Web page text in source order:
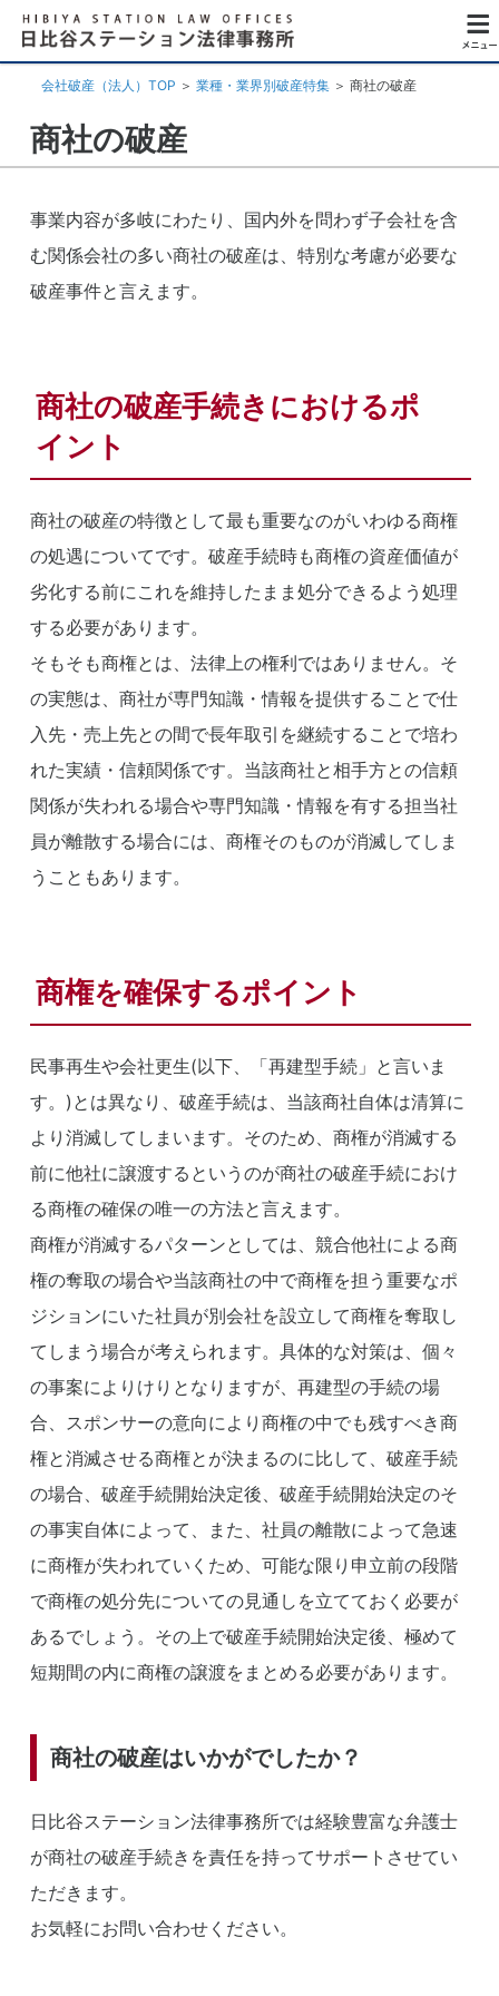
会社破産（法人）TOP ＞ 業種・業界別破産特集 ＞ 商社の破産
商社の破産
事業内容が多岐にわたり、国内外を問わず子会社を含
む関係会社の多い商社の破産は、特別な考慮が必要な
破産事件と言えます。
商社の破産手続きにおけるポ
イント
商社の破産の特徴として最も重要なのがいわゆる商権
の処遇についてです。破産手続時も商権の資産価値が
劣化する前にこれを維持したまま処分できるよう処理
する必要があります。
そもそも商権とは、法律上の権利ではありません。そ
の実態は、商社が専門知識・情報を提供することで仕
入先・売上先との間で長年取引を継続することで培わ
れた実績・信頼関係です。当該商社と相手方との信頼
関係が失われる場合や専門知識・情報を有する担当社
員が離散する場合には、商権そのものが消滅してしま
うこともあります。
商権を確保するポイント
民事再生や会社更生(以下、「再建型手続」と言いま
す。)とは異なり、破産手続は、当該商社自体は清算に
より消滅してしまいます。そのため、商権が消滅する
前に他社に譲渡するというのが商社の破産手続におけ
る商権の確保の唯一の方法と言えます。
商権が消滅するパターンとしては、競合他社による商
権の奪取の場合や当該商社の中で商権を担う重要なポ
ジションにいた社員が別会社を設立して商権を奪取し
てしまう場合が考えられます。具体的な対策は、個々
の事案によりけりとなりますが、再建型の手続の場
合、スポンサーの意向により商権の中でも残すべき商
権と消滅させる商権とが決まるのに比して、破産手続
の場合、破産手続開始決定後、破産手続開始決定のそ
の事実自体によって、また、社員の離散によって急速
に商権が失われていくため、可能な限り申立前の段階
で商権の処分先についての見通しを立てておく必要が
あるでしょう。その上で破産手続開始決定後、極めて
短期間の内に商権の譲渡をまとめる必要があります。
商社の破産はいかがでしたか？
日比谷ステーション法律事務所では経験豊富な弁護士
が商社の破産手続きを責任を持ってサポートさせてい
ただきます。
お気軽にお問い合わせください。